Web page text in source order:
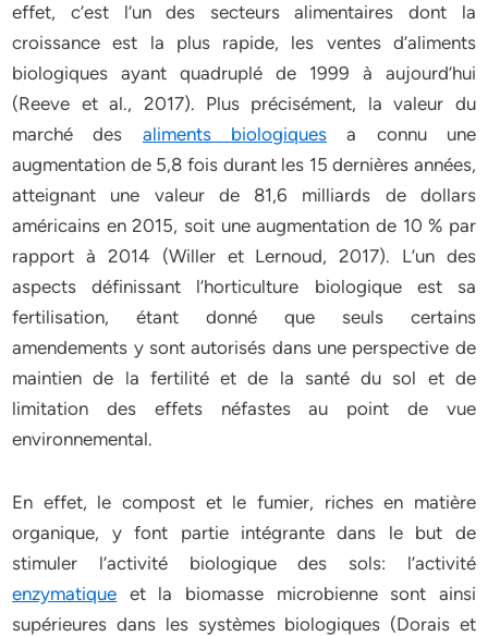
effet, c’est l’un des secteurs alimentaires dont la
croissance est la plus rapide, les ventes d’aliments
biologiques ayant quadruplé de 1999 à aujourd’hui
(Reeve et al., 2017). Plus précisément, la valeur du
marché des aliments biologiques a connu une
augmentation de 5,8 fois durant les 15 dernières années,
atteignant une valeur de 81,6 milliards de dollars
américains en 2015, soit une augmentation de 10 % par
rapport à 2014 (Willer et Lernoud, 2017). L’un des
aspects définissant l’horticulture biologique est sa
fertilisation, étant donné que seuls certains
amendements y sont autorisés dans une perspective de
maintien de la fertilité et de la santé du sol et de
limitation des effets néfastes au point de vue
environnemental.
En effet, le compost et le fumier, riches en matière
organique, y font partie intégrante dans le but de
stimuler l’activité biologique des sols: l’activité
enzymatique et la biomasse microbienne sont ainsi
supérieures dans les systèmes biologiques (Dorais et